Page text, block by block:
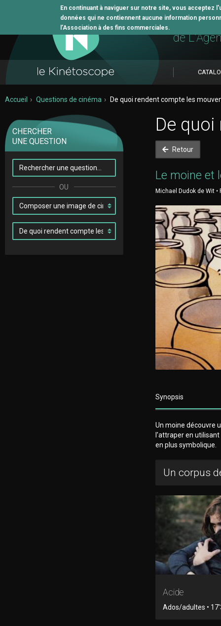
En continuant à naviguer sur notre site, vous
données qui ne contiennent aucune information
l’Association à des fins commerciales. L'outil
de
Accueil Questions de cinéma De quoi rendent compte les
CHERCHER
UNE QUESTION
De
Retour
Le moine et
Michael Dudok de Wit •
Synopsis
Un moine découvre
l'attraper en
en plus symbolique.
Un corpus
Acide
Ados/adultes •